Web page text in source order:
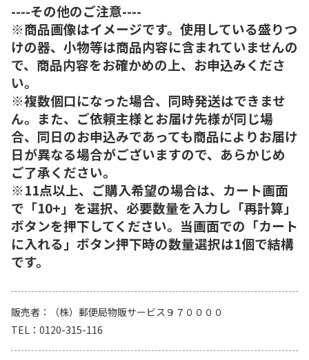
----その他のご注意----
※商品画像はイメージです。使用している盛りつ
けの器、小物等は商品内容に含まれていませんの
で、商品内容をお確かめの上、お申込みくださ
い。
※複数個口になった場合、同時発送はできませ
ん。また、ご依頼主様とお届け先様が同じ場
合、同日のお申込みであっても商品によりお届け
日が異なる場合がございますので、あらかじめ
ご了承ください。
※11点以上、ご購入希望の場合は、カート画面
で「10+」を選択、必要数量を入力し「再計算」
ボタンを押下してください。当画面での「カート
に入れる」ボタン押下時の数量選択は1個で結構
です。
販売者
（株）郵便局物販サービス９７００００
TEL
0120-315-116